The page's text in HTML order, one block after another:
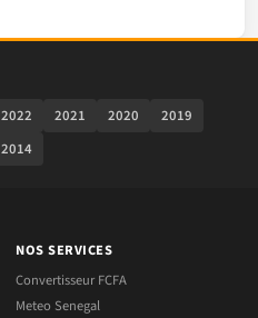
2022 2021 2020
2019
2014
NOS SERVICES
Convertisseur FCFA
Meteo Senegal